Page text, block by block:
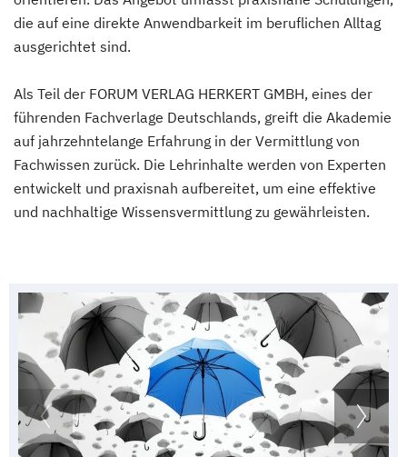
die auf eine direkte Anwendbarkeit im beruflichen Alltag
ausgerichtet sind.
Als Teil der FORUM VERLAG HERKERT GMBH, eines der
führenden Fachverlage Deutschlands, greift die Akademie
auf jahrzehntelange Erfahrung in der Vermittlung von
Fachwissen zurück. Die Lehrinhalte werden von Experten
entwickelt und praxisnah aufbereitet, um eine effektive
und nachhaltige Wissensvermittlung zu gewährleisten.